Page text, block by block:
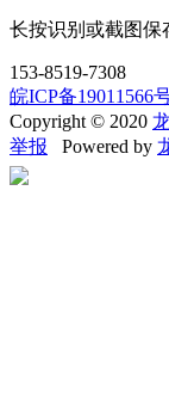
长按识别或截图保
153-8519-7308
皖ICP备19011566
Copyright © 2020
举报 Powered by